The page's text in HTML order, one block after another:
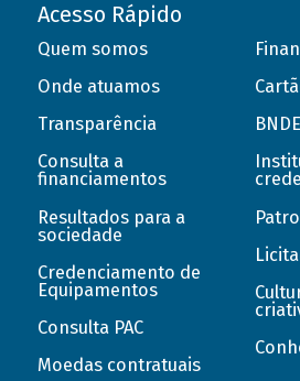
Acesso Rápido
Quem somos
Onde atuamos
Transparência
Consulta a
financiamentos
Resultados para a
sociedade
Credenciamento de
Equipamentos
Consulta PAC
Moedas contratuais